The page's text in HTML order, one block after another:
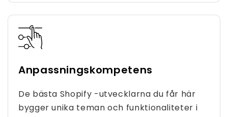
Anpassningskompetens
De bästa Shopify -utvecklarna du får här
bygger unika teman och funktionaliteter i